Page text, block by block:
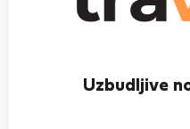
Uzbudljive